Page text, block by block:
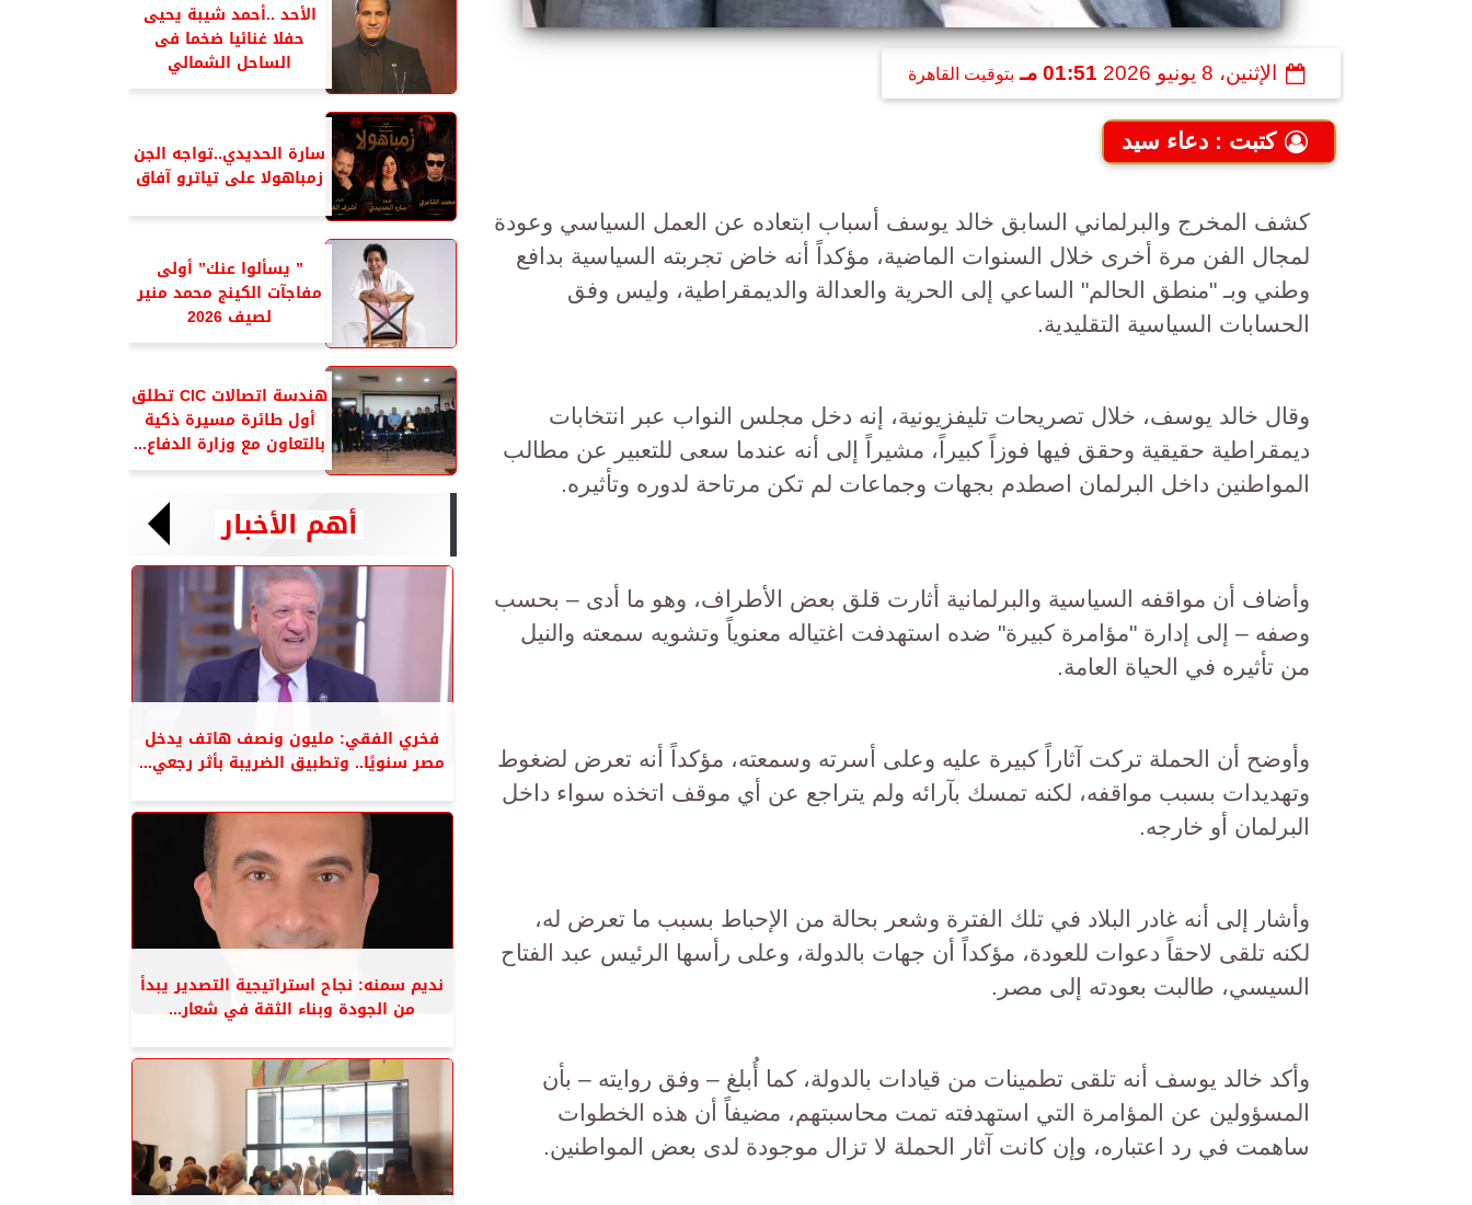
الإثنين، 8 يونيو 2026 01:51 مـ بتوقيت القاهرة
كتبت : دعاء سيد
كشف المخرج والبرلماني السابق خالد يوسف أسباب ابتعاده عن العمل السياسي وعودة
لمجال الفن مرة أخرى خلال السنوات الماضية، مؤكداً أنه خاض تجربته السياسية بدافع
وطني وبـ "منطق الحالم" الساعي إلى الحرية والعدالة والديمقراطية، وليس وفق
الحسابات السياسية التقليدية.
وقال خالد يوسف، خلال تصريحات تليفزيونية، إنه دخل مجلس النواب عبر انتخابات
ديمقراطية حقيقية وحقق فيها فوزاً كبيراً، مشيراً إلى أنه عندما سعى للتعبير عن مطالب
المواطنين داخل البرلمان اصطدم بجهات وجماعات لم تكن مرتاحة لدوره وتأثيره.
وأضاف أن مواقفه السياسية والبرلمانية أثارت قلق بعض الأطراف، وهو ما أدى – بحسب
وصفه – إلى إدارة "مؤامرة كبيرة" ضده استهدفت اغتياله معنوياً وتشويه سمعته والنيل
من تأثيره في الحياة العامة.
وأوضح أن الحملة تركت آثاراً كبيرة عليه وعلى أسرته وسمعته، مؤكداً أنه تعرض لضغوط
وتهديدات بسبب مواقفه، لكنه تمسك بآرائه ولم يتراجع عن أي موقف اتخذه سواء داخل
البرلمان أو خارجه.
وأشار إلى أنه غادر البلاد في تلك الفترة وشعر بحالة من الإحباط بسبب ما تعرض له،
لكنه تلقى لاحقاً دعوات للعودة، مؤكداً أن جهات بالدولة، وعلى رأسها الرئيس عبد الفتاح
السيسي، طالبت بعودته إلى مصر.
وأكد خالد يوسف أنه تلقى تطمينات من قيادات بالدولة، كما أُبلغ – وفق روايته – بأن
المسؤولين عن المؤامرة التي استهدفته تمت محاسبتهم، مضيفاً أن هذه الخطوات
ساهمت في رد اعتباره، وإن كانت آثار الحملة لا تزال موجودة لدى بعض المواطنين.
الأحد ..أحمد شيبة يحيى
حفلا غنائيا ضخما فى
الساحل الشمالي
سارة الحديدي..تواجه الجن
زمباهولا على تياترو آفاق
” يسألوا عنك” أولى
مفاجآت الكينج محمد منير
لصيف 2026
هندسة اتصالات CIC تطلق
أول طائرة مسيرة ذكية
بالتعاون مع وزارة الدفاع...
أهم الأخبار
فخري الفقي: مليون ونصف هاتف يدخل
مصر سنويًا.. وتطبيق الضريبة بأثر رجعي...
نديم سمنه: نجاح استراتيجية التصدير يبدأ
من الجودة وبناء الثقة في شعار...